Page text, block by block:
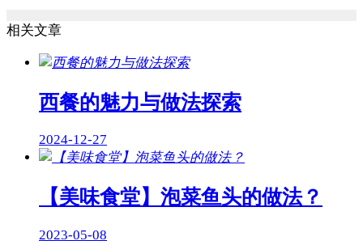
相关文章
西餐的魅力与做法探索
2024-12-27
【美味食堂】泡菜鱼头的做法？
2023-05-08